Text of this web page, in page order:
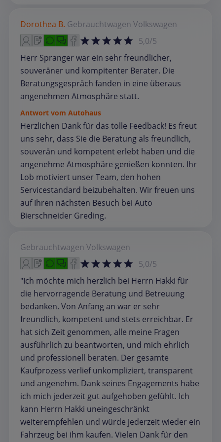
Dorothea B. Gebrauchtwagen Volkswagen
5,0/5
Herr Spranger war ein sehr freundlicher,
souveräner und kompitenter Berater. Die
Beratungsgespräch fanden in eine überaus
angenehmen Atmosphäre statt.
Antwort vom Autohaus
Herzlichen Dank für das tolle Feedback! Es freut
uns sehr, dass Sie die Beratung als freundlich,
souverän und kompetent erlebt haben und die
angenehme Atmosphäre genießen konnten. Ihr
Lob motiviert unser Team, den hohen
Servicestandard beizubehalten. Wir freuen uns
auf Ihren nächsten Besuch bei Auto
Bierschneider Greding.
Gebrauchtwagen Volkswagen
5,0/5
"Ich möchte mich herzlich bei Herrn Hakki für
die hervorragende Beratung und Betreuung
bedanken. Von Anfang an war er sehr
freundlich, kompetent und stets erreichbar. Er
hat sich Zeit genommen, alle meine Fragen
ausführlich zu beantworten, und mich ehrlich
und professionell beraten. Der gesamte
Kaufprozess verlief unkompliziert, transparent
und angenehm. Dank seines Engagements habe
ich mich jederzeit gut aufgehoben gefühlt. Ich
kann Herrn Hakki uneingeschränkt
weiterempfehlen und würde jederzeit wieder ein
Fahrzeug bei ihm kaufen. Vielen Dank für den